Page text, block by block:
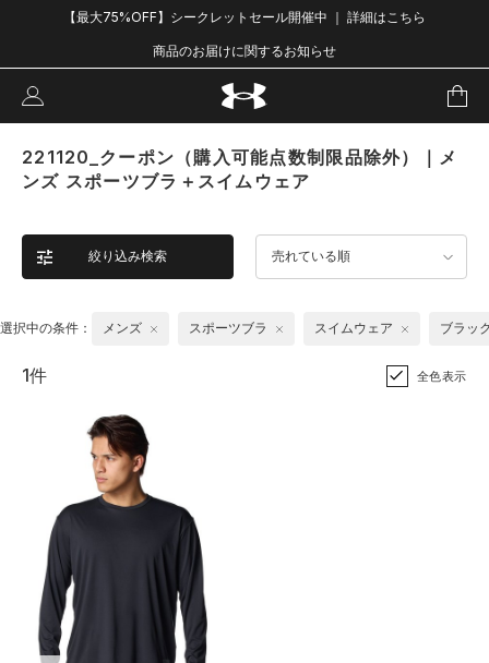
【最大75%OFF】シークレットセール開催中 ｜ 詳細はこちら
商品のお届けに関するお知らせ
221120_クーポン（購入可能点数制限品除外）｜メ
ンズ スポーツブラ＋スイムウェア
絞り込み検索 売れている順
選択中の条件： メンズ スポーツブラ スイムウェア ブラッ
1件 全色表示